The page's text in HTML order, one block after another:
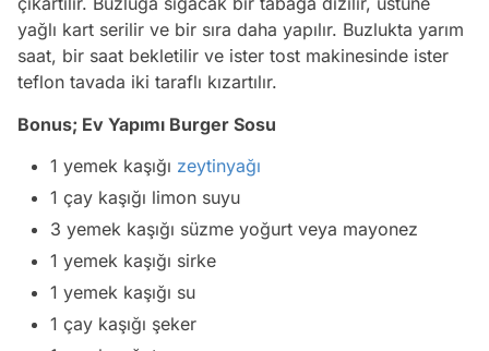
yağlı kart serilir ve bir sıra daha yapılır. Buzlukta yarım
saat, bir saat bekletilir ve ister tost makinesinde ister
teflon tavada iki taraflı kızartılır.
Bonus; Ev Yapımı Burger Sosu
1 yemek kaşığı zeytinyağı
1 çay kaşığı limon suyu
3 yemek kaşığı süzme yoğurt veya mayonez
1 yemek kaşığı sirke
1 yemek kaşığı su
1 çay kaşığı şeker